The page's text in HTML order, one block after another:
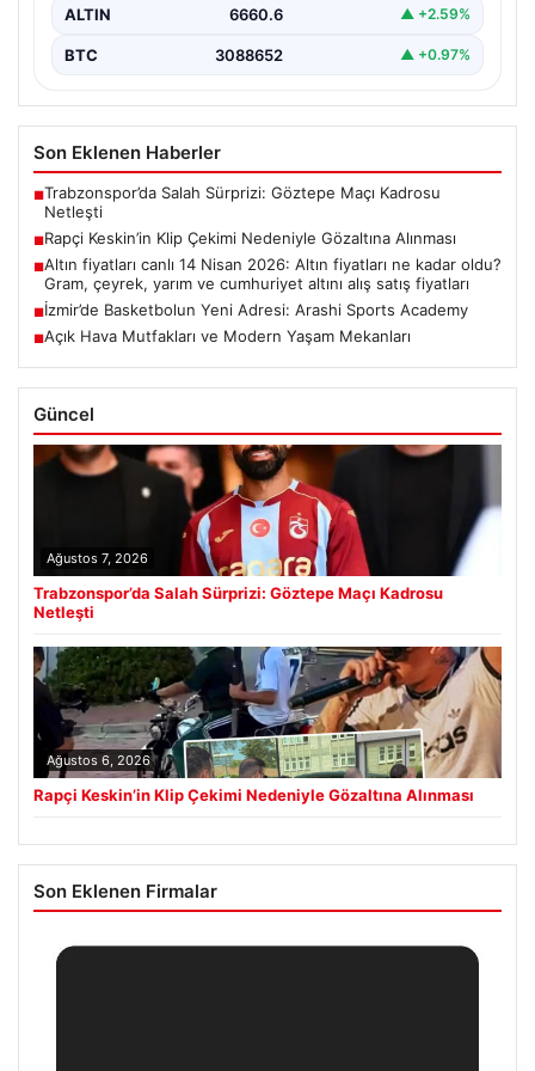
ALTIN 6660.6 ▲ +2.59%
BTC 3088652 ▲ +0.97%
Son Eklenen Haberler
■Trabzonspor’da Salah Sürprizi: Göztepe Maçı Kadrosu
Netleşti
■Rapçi Keskin’in Klip Çekimi Nedeniyle Gözaltına Alınması
■Altın fiyatları canlı 14 Nisan 2026: Altın fiyatları ne kadar oldu?
Gram, çeyrek, yarım ve cumhuriyet altını alış satış fiyatları
■İzmir’de Basketbolun Yeni Adresi: Arashi Sports Academy
■Açık Hava Mutfakları ve Modern Yaşam Mekanları
Güncel
Ağustos 7, 2026
Trabzonspor’da Salah Sürprizi: Göztepe Maçı Kadrosu
Netleşti
Ağustos 6, 2026
Rapçi Keskin’in Klip Çekimi Nedeniyle Gözaltına Alınması
Son Eklenen Firmalar